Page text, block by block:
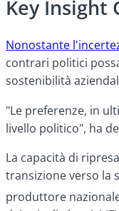
Key Insight
Nonostante
contrari politici
sostenibilità
"Le preferenze, in
livello politico", ha
La capacità di
transizione verso la
produttore